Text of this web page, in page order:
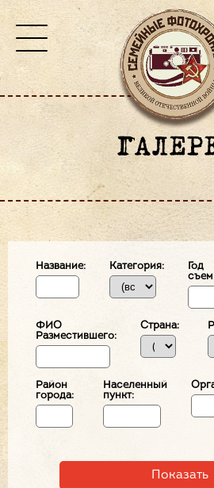
Название: Категория:
Год
ФИО
Разместившего:
Страна:
Район
города:
Населенный
пункт: